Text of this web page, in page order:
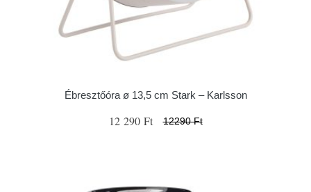
Ébresztőóra ø 13,5 cm Stark – Karlsson
12 290 Ft 12290 Ft